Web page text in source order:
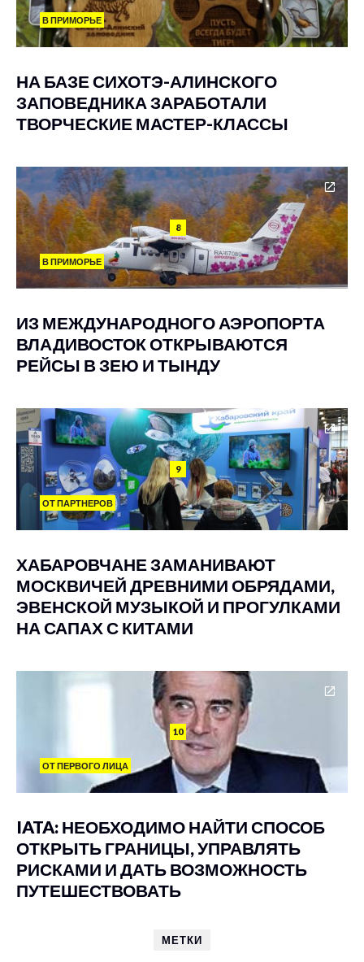
В ПРИМОРЬЕ
НА БАЗЕ СИХОТЭ-АЛИНСКОГО
ЗАПОВЕДНИКА ЗАРАБОТАЛИ
ТВОРЧЕСКИЕ МАСТЕР-КЛАССЫ
8
В ПРИМОРЬЕ
ИЗ МЕЖДУНАРОДНОГО АЭРОПОРТА
ВЛАДИВОСТОК ОТКРЫВАЮТСЯ
РЕЙСЫ В ЗЕЮ И ТЫНДУ
9
ОТ ПАРТНЕРОВ
ХАБАРОВЧАНЕ ЗАМАНИВАЮТ
МОСКВИЧЕЙ ДРЕВНИМИ ОБРЯДАМИ,
ЭВЕНСКОЙ МУЗЫКОЙ И ПРОГУЛКАМИ
НА САПАХ С КИТАМИ
10
ОТ ПЕРВОГО ЛИЦА
IATA: НЕОБХОДИМО НАЙТИ СПОСОБ
ОТКРЫТЬ ГРАНИЦЫ, УПРАВЛЯТЬ
РИСКАМИ И ДАТЬ ВОЗМОЖНОСТЬ
ПУТЕШЕСТВОВАТЬ
МЕТКИ